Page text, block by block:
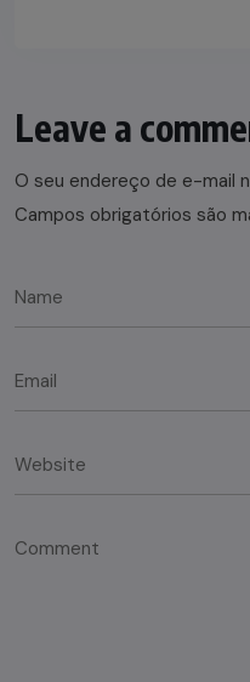
Leave a
O seu endereço de e-mail
Campos obrigatórios são